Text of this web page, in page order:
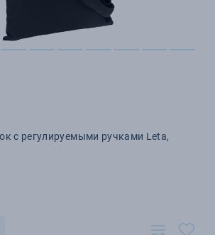
с регулируемыми ручками Leta,